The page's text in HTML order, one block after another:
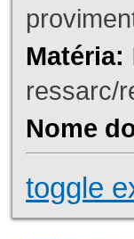
Matéria:
ressarc/
Nome
toggle